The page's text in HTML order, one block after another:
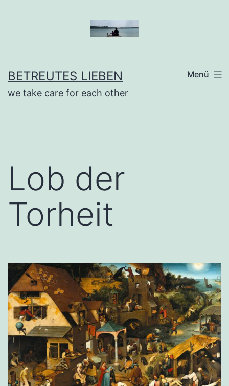
BETREUTES LIEBEN
we take care for each other
Menü
Lob der
Torheit